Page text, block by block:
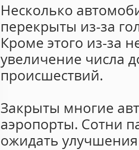
Несколько
перекрыты из-за
Кроме этого из-за
увеличение числа
происшествий.
Закрыты многие
аэропорты. Сотни
ожидать